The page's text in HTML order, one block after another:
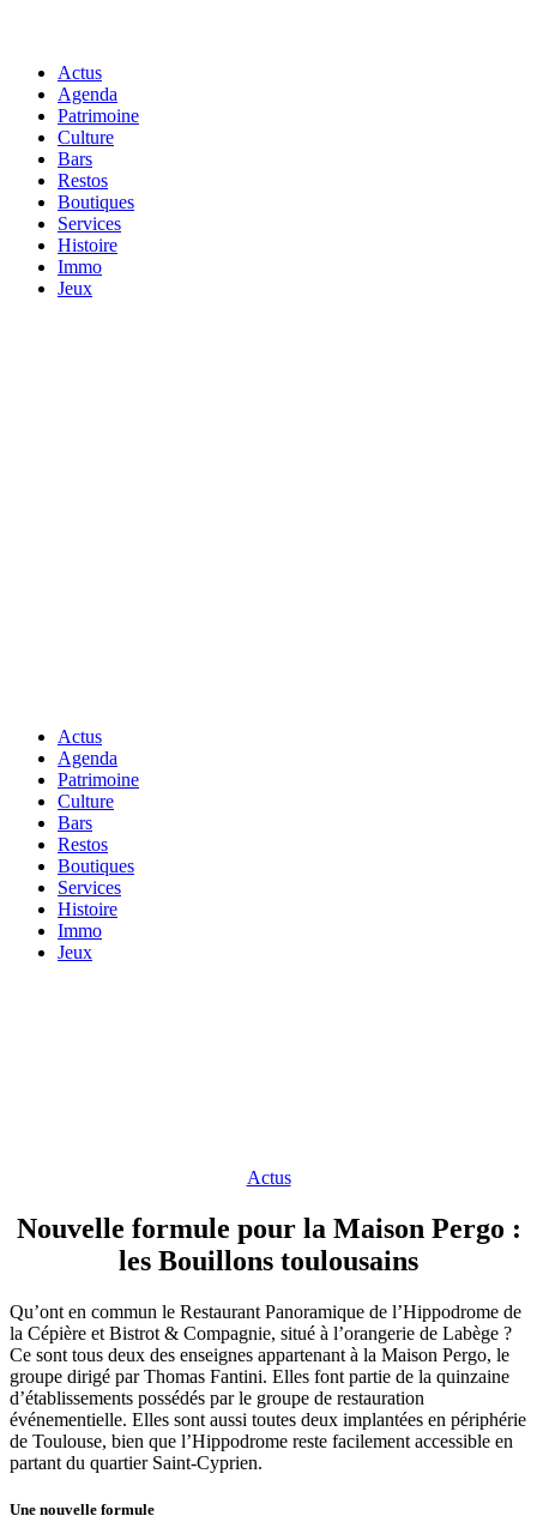
Actus
Agenda
Patrimoine
Culture
Bars
Restos
Boutiques
Services
Histoire
Immo
Jeux
Actus
Agenda
Patrimoine
Culture
Bars
Restos
Boutiques
Services
Histoire
Immo
Jeux
Actus
Nouvelle formule pour la Maison Pergo :
les Bouillons toulousains
Qu’ont en commun le Restaurant Panoramique de l’Hippodrome de
la Cépière et Bistrot & Compagnie, situé à l’orangerie de Labège ?
Ce sont tous deux des enseignes appartenant à la Maison Pergo, le
groupe dirigé par Thomas Fantini. Elles font partie de la quinzaine
d’établissements possédés par le groupe de restauration
événementielle. Elles sont aussi toutes deux implantées en périphérie
de Toulouse, bien que l’Hippodrome reste facilement accessible en
partant du quartier Saint-Cyprien.
Une nouvelle formule